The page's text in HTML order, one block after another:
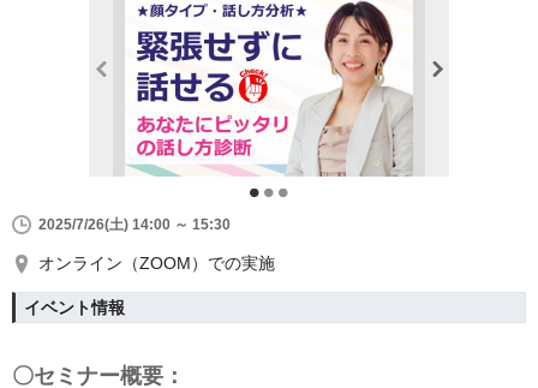
2025/7/26(土) 14:00 ～ 15:30
オンライン（ZOOM）での実施
イベント情報
〇セミナー概要：